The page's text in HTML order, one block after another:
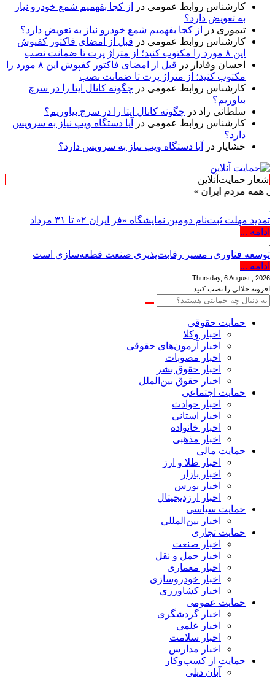
کارشناس روابط عمومی در
از کجا بفهمیم شمع خودرو نیاز
به تعویض دارد؟
تیموری در
از کجا بفهمیم شمع خودرو نیاز به تعویض دارد؟
کارشناس روابط عمومی در قبل از امضای فاکتور کفپوش
این ۸ مورد را مکتوب کنید؛ از متراژ پرت تا ضمانت نصب
احسان وفادار در
قبل از امضای فاکتور کفپوش این ۸ مورد را
مکتوب کنید؛ از متراژ پرت تا ضمانت نصب
کارشناس روابط عمومی در چگونه کانال ایتا را در سرچ
بیاوریم؟
سلطانی راد در چگونه کانال ایتا را در سرچ بیاوریم؟
کارشناس روابط عمومی در
آیا دستگاه ویپ نیاز به سرویس
دارد؟
خشایار در آیا دستگاه ویپ نیاز به سرویس دارد؟
شعار حمایت‌آنلاین
ایران »
تمدید مهلت ثبت‌نام دومین نمایشگاه «فر ایران ۲» تا ۳۱ مرداد
ادامه ...
توسعه فناوری، مسیر رقابت‌پذیری صنعت قطعه‌سازی است
ادامه ...
Thursday, 6 August , 2026
افزونه جلالی را نصب کنید.
حمایت حقوقی
اخبار وکلا
اخبار آزمون‌های حقوقی
اخبار مصوبات
اخبار حقوق بشر
اخبار حقوق بین‌الملل
حمایت اجتماعی
اخبار حوادث
اخبار استانی
اخبار خانواده
اخبار مذهبی
حمایت مالی
اخبار طلا و ارز
اخبار بازار
اخبار بورس
اخبار ارزدیجیتال
حمایت سیاسی
اخبار بین‌المللی
حمایت تجاری
اخبار صنعت
اخبار حمل و نقل
اخبار معماری
اخبار خودروسازی
اخبار کشاورزی
حمایت عمومی
اخبار گردشگری
اخبار علمی
اخبار سلامت
اخبار مدارس
حمایت از کسب‌وکار
آبان دیلی